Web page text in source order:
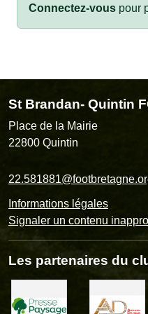
Connectez-vous pour
St Brandan- Quintin
Place de la Mairie
22800 Quintin
Informations légales
Signaler un contenu
Les partenaires du